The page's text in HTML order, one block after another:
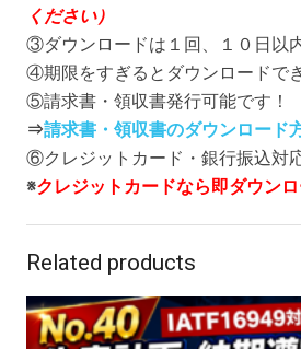
ください）
③ダウンロードは１回、１０日以
④期限をすぎるとダウンロードで
⑤請求書・領収書発行可能です！
⇒請求書・領収書のダウンロード
⑥クレジットカード・銀行振込対
※クレジットカードなら即ダウンロ
Related products